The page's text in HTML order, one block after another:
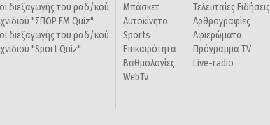
διεξαγωγής του ραδ/κού
"ΣΠΟΡ FM Quiz"
διεξαγωγής του ραδ/κού
"Sport Quiz"
Μπάσκετ
Αυτοκίνητο
Sports
Επικαιρότητα
Βαθμολογίες
WebTv
Τελευταίες Ειδήσεις
Αρθρογραφίες
Αφιερώματα
Πρόγραμμα TV
Live-radio